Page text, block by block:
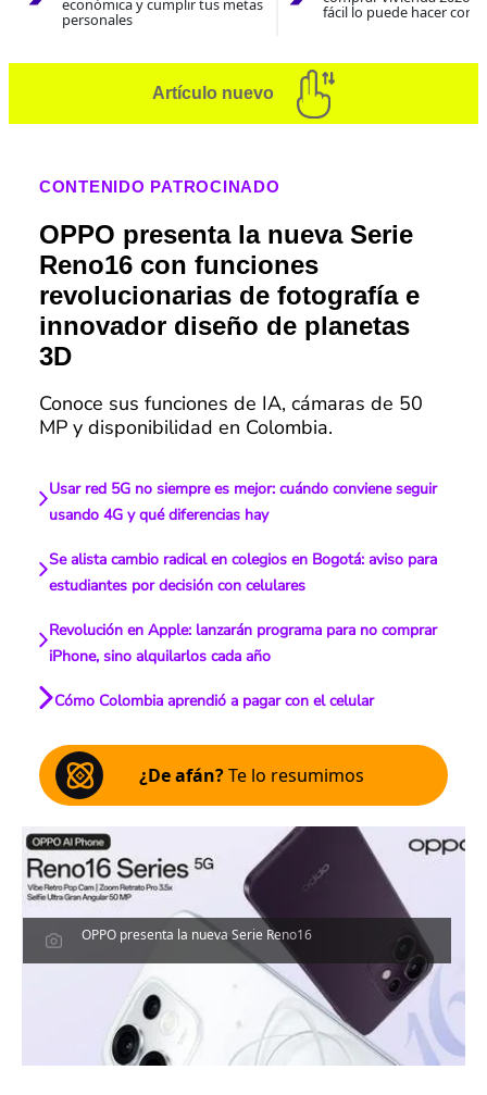
económica y cumplir tus metas
personales fácil lo puede hacer con
Artículo nuevo
CONTENIDO PATROCINADO
OPPO presenta la nueva Serie
Reno16 con funciones
revolucionarias de fotografía e
innovador diseño de planetas
3D
Conoce sus funciones de IA, cámaras de 50
MP y disponibilidad en Colombia.
Usar red 5G no siempre es mejor: cuándo conviene seguir
usando 4G y qué diferencias hay
Se alista cambio radical en colegios en Bogotá: aviso para
estudiantes por decisión con celulares
Revolución en Apple: lanzarán programa para no comprar
iPhone, sino alquilarlos cada año
Cómo Colombia aprendió a pagar con el celular
¿De afán?Te lo resumimos
OPPO presenta la nueva Serie Reno16